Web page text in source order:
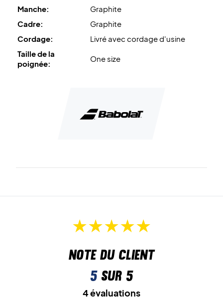
Manche:
Graphite
Cadre:
Graphite
Cordage:
Livré avec cordage d'usine
Taille de la
poignée:
One size
Note du client
5sur 5
4 évaluations